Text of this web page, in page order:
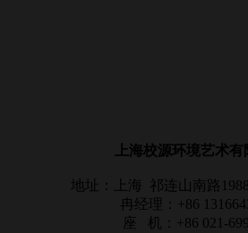
上海校源环境艺术有
地址：上海 祁连山南路
冉经理：+86
座 机： +86 021-